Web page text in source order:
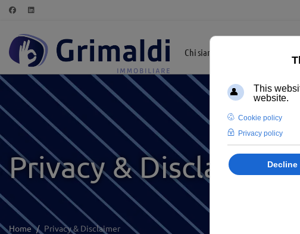
Chi siamo
Privacy & Disclaimer
Home Privacy & Disclaimer